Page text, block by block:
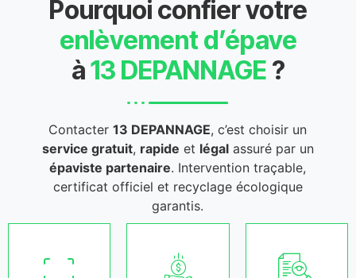
Pourquoi confier votre
enlèvement d’épave
à13 DEPANNAGE ?
Contacter13 DEPANNAGE, c’est choisir un
service gratuit, rapide et légalassuré par un
épaviste partenaire. Intervention traçable,
certificat officiel et recyclage écologique
garantis.